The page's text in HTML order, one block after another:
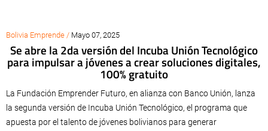
Bolivia Emprende / Mayo 07, 2025
Se abre la 2da versión del Incuba Unión Tecnológico
para impulsar a jóvenes a crear soluciones digitales,
100% gratuito
La Fundación Emprender Futuro, en alianza con Banco Unión, lanza
la segunda versión de Incuba Unión Tecnológico, el programa que
apuesta por el talento de jóvenes bolivianos para generar